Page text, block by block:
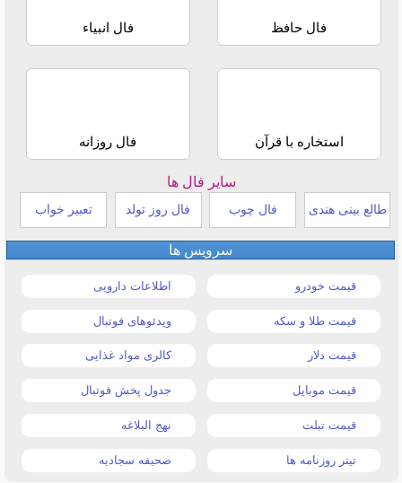
فال حافظ فال انبیاء
استخاره با قرآن فال روزانه
سایر فال ها
طالع بینی هندی فال چوب فال روز تولد تعبیر خواب
سرویس ها
قیمت خودرو اطلاعات دارویی
قیمت طلا و سکه ویدئوهای فوتبال
قیمت دلار کالری مواد غذایی
قیمت موبایل جدول پخش فوتبال
قیمت تبلت نهج البلاغه
تیتر روزنامه ها صحیفه سجادیه